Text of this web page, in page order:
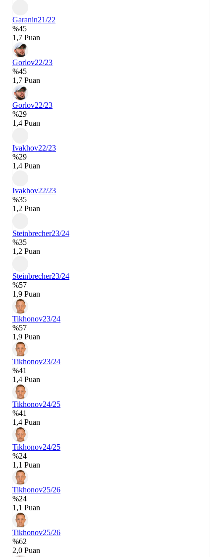
Garanin21/22
%45
1,7 Puan
Gorlov22/23
%45
1,7 Puan
Gorlov22/23
%29
1,4 Puan
Ivakhov22/23
%29
1,4 Puan
Ivakhov22/23
%35
1,2 Puan
Steinbrecher23/24
%35
1,2 Puan
Steinbrecher23/24
%57
1,9 Puan
Tikhonov23/24
%57
1,9 Puan
Tikhonov23/24
%41
1,4 Puan
Tikhonov24/25
%41
1,4 Puan
Tikhonov24/25
%24
1,1 Puan
Tikhonov25/26
%24
1,1 Puan
Tikhonov25/26
%62
2,0 Puan